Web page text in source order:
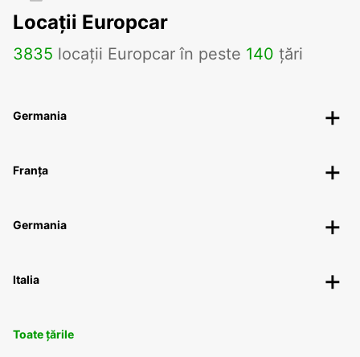
Locații Europcar
3835 locații Europcar în peste 140 țări
Germania
Franța
Germania
Italia
Toate țările